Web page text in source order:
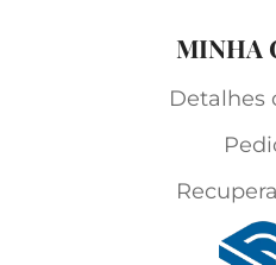
MINHA
Detalhes